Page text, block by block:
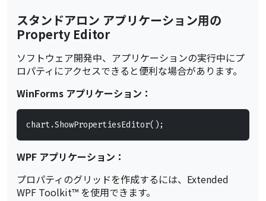
スタンドアロン アプリケーション用の
Property Editor
ソフトウェア開発中、アプリケーションの実行中にプ
ロパティにアクセスできると便利な場合があります。
WinForms アプリケーション：
chart.ShowPropertiesEditor();
WPF アプリケーション：
プロパティのグリッドを作成するには、Extended
WPF Toolkit™ を使用できます。